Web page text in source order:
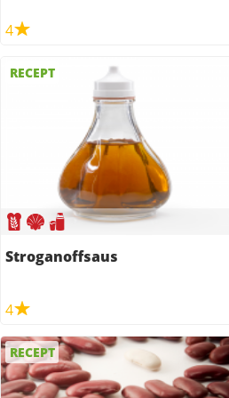
4
RECEPT
Stroganoffsaus
4
RECEPT